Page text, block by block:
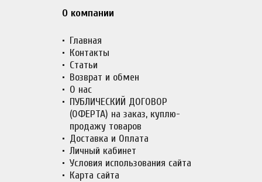
О компании
Главная
Контакты
Статьи
Возврат и обмен
О нас
ПУБЛИЧЕСКИЙ ДОГОВОР
(ОФЕРТА) на заказ, куплю-
продажу товаров
Доставка и Оплата
Личный кабинет
Условия использования сайта
Карта сайта